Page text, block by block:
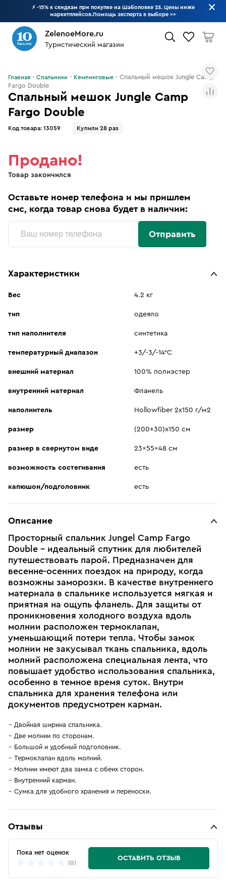
⚡ -15% к скидкам при покупке на Шаболовке 23. Цены ниже
маркетплейсов.Помощь эксперта в выборе >>
ZelenoeMore.ru
Туристический магазин
Спальный мешок Jungle Camp
Fargo Double
Код товара: 13059 Купили 28 раз
Главная Спальники Кемпинговые
Спальный мешок Jungle Camp
Fargo Double
Продано!
Товар закончился
Оставьте номер телефона и мы пришлем
смс, когда товар снова будет в наличии:
Отправить
Характеристики
Вес 4.2 кг
тип одеяло
тип наполнителя синтетика
температурный диапазон +3/-3/-14°C
внешний материал 100% полиэстер
внутренний материал Фланель
наполнитель Hollowfiber 2х150 г/м2
размер (200+30)х150 см
размер в свернутом виде 23x55x48 см
возможность состегивания есть
капюшон/подголовник есть
Описание
Просторный спальник Jungel Camp Fargo
Double - идеальный спутник для любителей
путешествовать парой. Предназначен для
весенне-осенних поездок на природу, когда
возможны заморозки. В качестве внутреннего
материала в спальнике используется мягкая и
приятная на ощупь фланель. Для защиты от
проникновения холодного воздуха вдоль
молнии расположен термоклапан,
уменьшающий потери тепла. Чтобы замок
молнии не закусывал ткань спальника, вдоль
молний расположена специальная лента, что
повышает удобство использования спальника,
особенно в темное время суток. Внутри
спальника для хранения телефона или
документов предусмотрен карман.
Двойная ширина спальника.
Две молнии по сторонам.
Большой и удобный подголовник.
Термоклапан вдоль молний.
Молнии имеют два замка с обеих сторон.
Внутренний карман.
Сумка для удобного хранения и переноски.
Отзывы
Пока нет оценок
(0)
ОСТАВИТЬ ОТЗЫВ